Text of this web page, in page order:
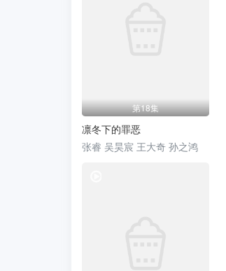
第18集
凛冬下的罪恶
张睿 吴昊宸 王大奇 孙之鸿